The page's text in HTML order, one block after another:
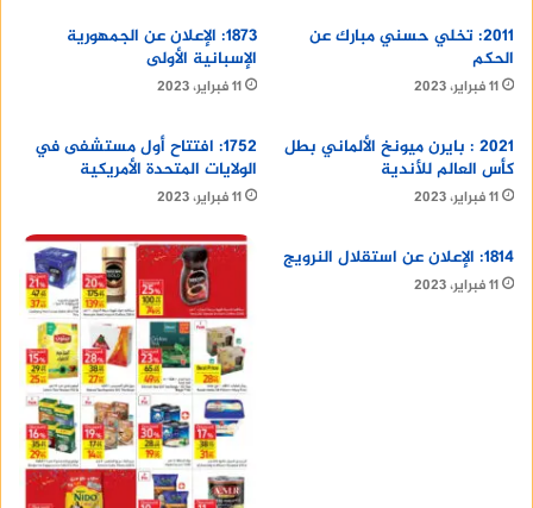
جمال عبد الناصر بعد أن علم أنها قررت السفر من مصر
بسبب مضايقات من أحد الأجهزة الأمنية، فطلب من
بعض المفكرين والمثقفين إبلاغها بضرورة العودة إلى
وطنها، واصفا إياها بالثروة القومية.
2011: تخلي حسني مبارك عن
الحكم
11 فبراير، 2023
1873: الإعلان عن الجمهورية
الإسبانية الأولى
11 فبراير، 2023
2021 : بايرن ميونخ الألماني بطل
كأس العالم للأندية
11 فبراير، 2023
1752: افتتاح أول مستشفى في
الولايات المتحدة الأمريكية
11 فبراير، 2023
1814: الإعلان عن استقلال النرويج
11 فبراير، 2023